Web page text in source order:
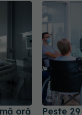
oră
Peste